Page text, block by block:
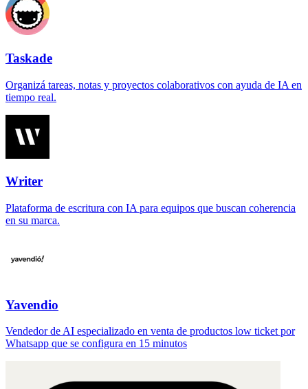
Taskade
Organizá tareas, notas y proyectos colaborativos con ayuda de IA en
tiempo real.
Writer
Plataforma de escritura con IA para equipos que buscan coherencia
en su marca.
Yavendio
Vendedor de AI especializado en venta de productos low ticket por
Whatsapp que se configura en 15 minutos